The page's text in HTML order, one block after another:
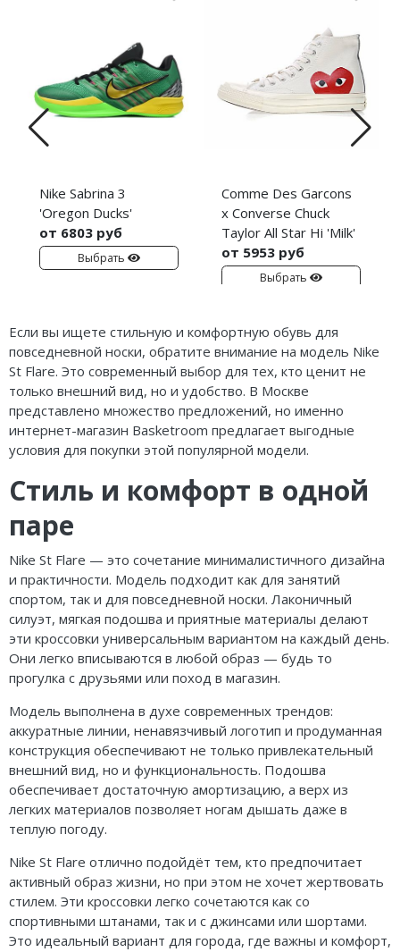
Nike Sabrina 3
'Oregon Ducks'
от 6803 руб
Выбрать
Comme Des Garcons
x Converse Chuck
Taylor All Star Hi 'Milk'
от 5953 руб
Выбрать
Если вы ищете стильную и комфортную обувь для
повседневной носки, обратите внимание на модель Nike
St Flare. Это современный выбор для тех, кто ценит не
только внешний вид, но и удобство. В Москве
представлено множество предложений, но именно
интернет-магазин Basketroom предлагает выгодные
условия для покупки этой популярной модели.
Стиль и комфорт в одной
паре
Nike St Flare — это сочетание минималистичного дизайна
и практичности. Модель подходит как для занятий
спортом, так и для повседневной носки. Лаконичный
силуэт, мягкая подошва и приятные материалы делают
эти кроссовки универсальным вариантом на каждый день.
Они легко вписываются в любой образ — будь то
прогулка с друзьями или поход в магазин.
Модель выполнена в духе современных трендов:
аккуратные линии, ненавязчивый логотип и продуманная
конструкция обеспечивают не только привлекательный
внешний вид, но и функциональность. Подошва
обеспечивает достаточную амортизацию, а верх из
легких материалов позволяет ногам дышать даже в
теплую погоду.
Nike St Flare отлично подойдёт тем, кто предпочитает
активный образ жизни, но при этом не хочет жертвовать
стилем. Эти кроссовки легко сочетаются как со
спортивными штанами, так и с джинсами или шортами.
Это идеальный вариант для города, где важны и комфорт,